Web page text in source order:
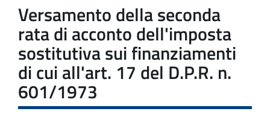
Versamento della seconda
rata di acconto dell'imposta
sostitutiva sui finanziamenti
di cui all'art. 17 del D.P.R. n.
601/1973